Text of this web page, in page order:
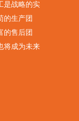
是战略的实
的生产团
的售后团
将成为未来